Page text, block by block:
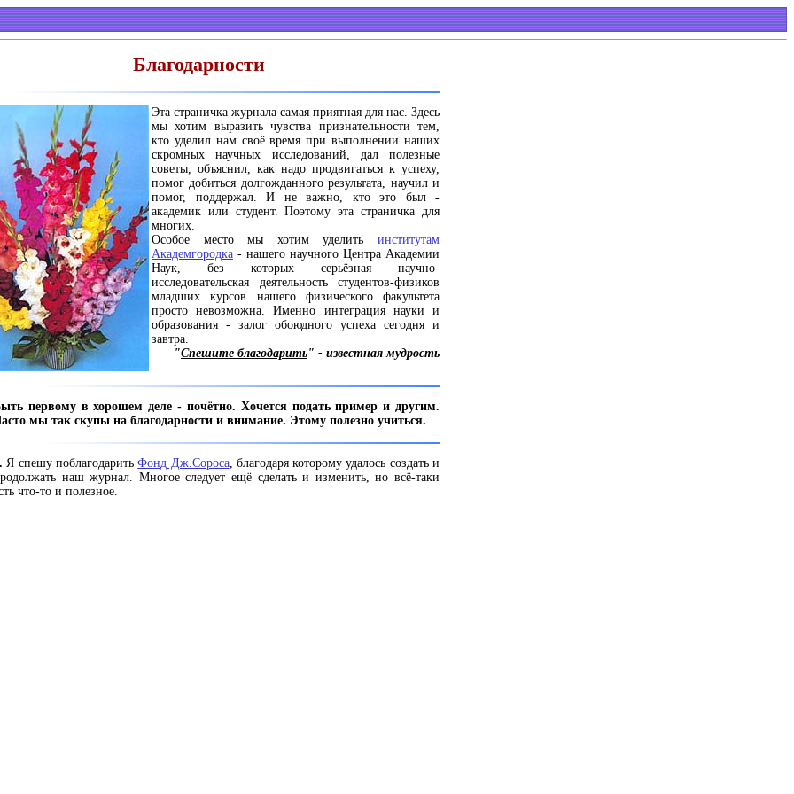
Благодарности
Эта страничка журнала самая приятная для нас. Здесь
мы хотим выразить чувства признательности тем,
кто уделил нам своё время при выполнении наших
скромных научных исследований, дал полезные
советы, объяснил, как надо продвигаться к успеху,
помог добиться долгожданного результата, научил и
помог, поддержал. И не важно, кто это был -
академик или студент. Поэтому эта страничка для
многих.
Особое место мы хотим уделить институтам
Академгородка - нашего научного Центра Академии
Наук, без которых серьёзная научно-
исследовательская деятельность студентов-физиков
младших курсов нашего физического факультета
просто невозможна. Именно интеграция науки и
образования - залог обоюдного успеха сегодня и
завтра.
"Спешите благодарить" - известная мудрость
первому в хорошем деле - почётно. Хочется подать пример и другим.
мы так скупы на благодарности и внимание. Этому полезно учиться.
Я спешу поблагодаритьФонд Дж.Сороса, благодаря которому удалось создать и
наш журнал. Многое следует ещё сделать и изменить, но всё-таки
что-то и полезное.